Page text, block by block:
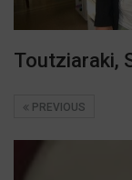
Toutziaraki,
PREVIOUS